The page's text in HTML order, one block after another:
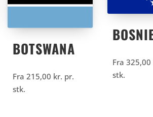
BOTSWANA
Fra 215,00 kr. pr.
stk.
Fra 325,00
stk.